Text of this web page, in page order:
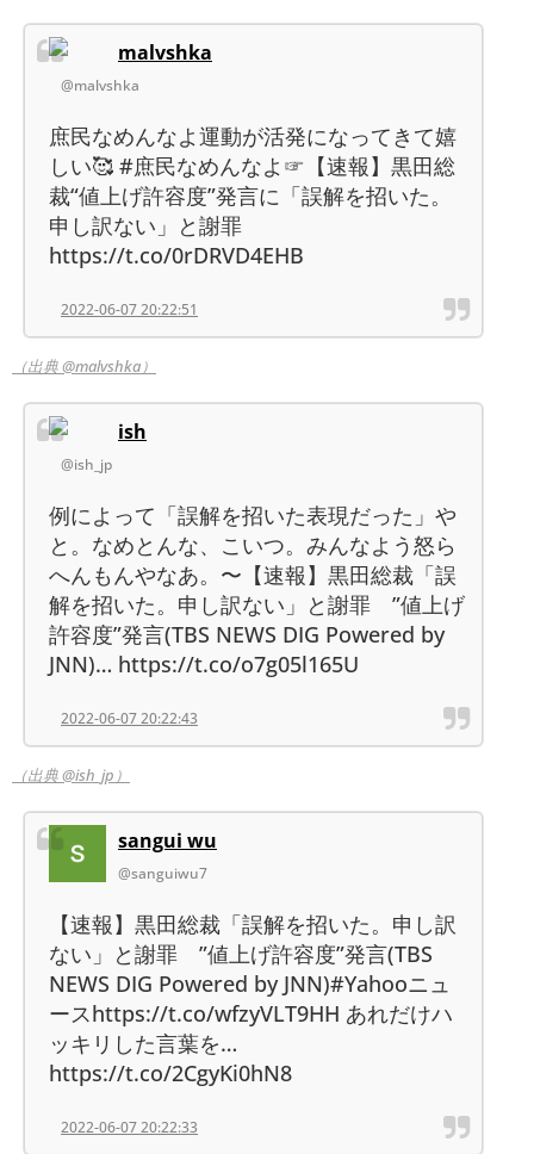
malvshka
@malvshka
庶民なめんなよ運動が活発になってきて嬉
しい🥰 #庶民なめんなよ☞【速報】黒田総
裁“値上げ許容度”発言に「誤解を招いた。
申し訳ない」と謝罪
https://t.co/0rDRVD4EHB
2022-06-07 20:22:51
（出典 @malvshka）
ish
@ish_jp
例によって「誤解を招いた表現だった」や
と。なめとんな、こいつ。みんなよう怒ら
へんもんやなあ。〜【速報】黒田総裁「誤
解を招いた。申し訳ない」と謝罪 ”値上げ
許容度”発言(TBS NEWS DIG Powered by
JNN)… https://t.co/o7g05l165U
2022-06-07 20:22:43
（出典 @ish_jp）
sangui wu
@sanguiwu7
【速報】黒田総裁「誤解を招いた。申し訳
ない」と謝罪 ”値上げ許容度”発言(TBS
NEWS DIG Powered by JNN)#Yahooニュ
ースhttps://t.co/wfzyVLT9HH あれだけハ
ッキリした言葉を…
https://t.co/2CgyKi0hN8
2022-06-07 20:22:33